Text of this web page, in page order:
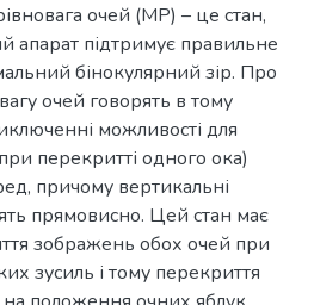
очей (МР) – це стан,
апарат підтримує правильне
бінокулярний зір. Про
очей говорять в тому
можливості для
перекритті одного ока)
причому вертикальні
прямовисно. Цей стан має
зображень обох очей при
зусиль і тому перекриття